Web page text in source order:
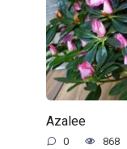
Azalee
0 868